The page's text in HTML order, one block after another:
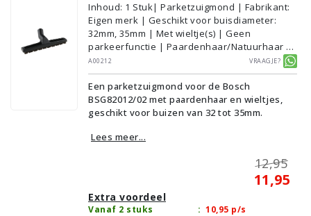
Inhoud: 1 Stuk| Parketzuigmond | Fabrikant:
Eigen merk | Geschikt voor buisdiameter:
32mm, 35mm | Met wieltje(s) | Geen
parkeerfunctie | Paardenhaar/Natuurhaar |
Voor droog gebruik | Breedte: 30cm | Zonder
verlichting | Zonder kliksysteem | Zwart |
Alternatief | Geschikt voor vloertype:
Plavuizen/Tegels, Parket/Laminaat, PVC/Vinyl
A00212 Vraagje?
Een parketzuigmond voor de Bosch
BSG82012/02 met paardenhaar en wieltjes,
geschikt voor buizen van 32 tot 35mm.
Lees meer...
12,95
11,95
Extra voordeel
Vanaf 2 stuks : 10,95 p/s